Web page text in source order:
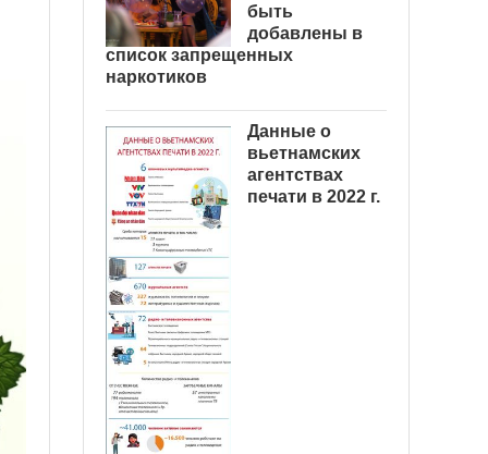
быть
добавлены в
список запрещенных
наркотиков
Данные о
вьетнамских
агентствах
печати в 2022 г.